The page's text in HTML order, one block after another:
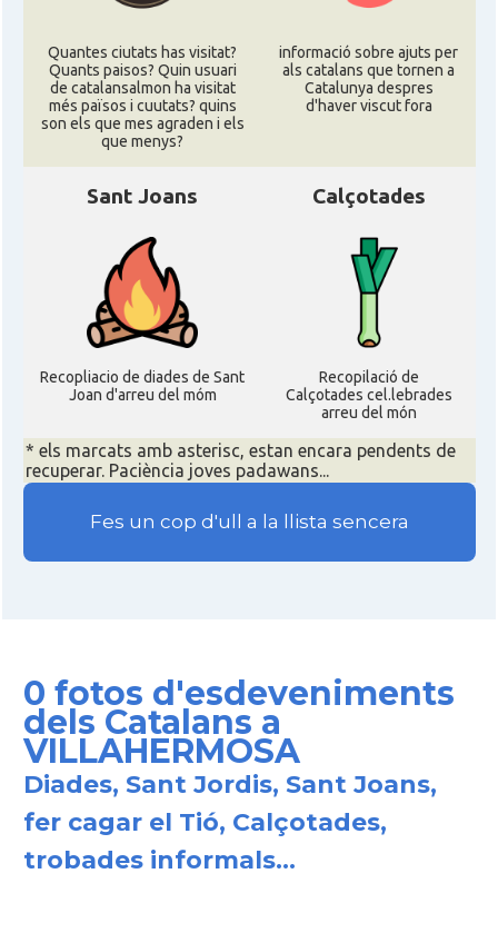
Quantes ciutats has visitat?
Quants paisos? Quin usuari
de catalansalmon ha visitat
més països i cuutats? quins
son els que mes agraden i els
que menys?
informació sobre ajuts per
als catalans que tornen a
Catalunya despres
d'haver viscut fora
Sant Joans
Recopliacio de diades de Sant
Joan d'arreu del móm
Calçotades
Recopilació de
Calçotades cel.lebrades
arreu del món
* els marcats amb asterisc, estan encara pendents de
recuperar. Paciència joves padawans...
Fes un cop d'ull a la llista sencera
0 fotos d'esdeveniments
dels Catalans a
VILLAHERMOSA
Diades, Sant Jordis, Sant Joans,
fer cagar el Tió, Calçotades,
trobades informals...